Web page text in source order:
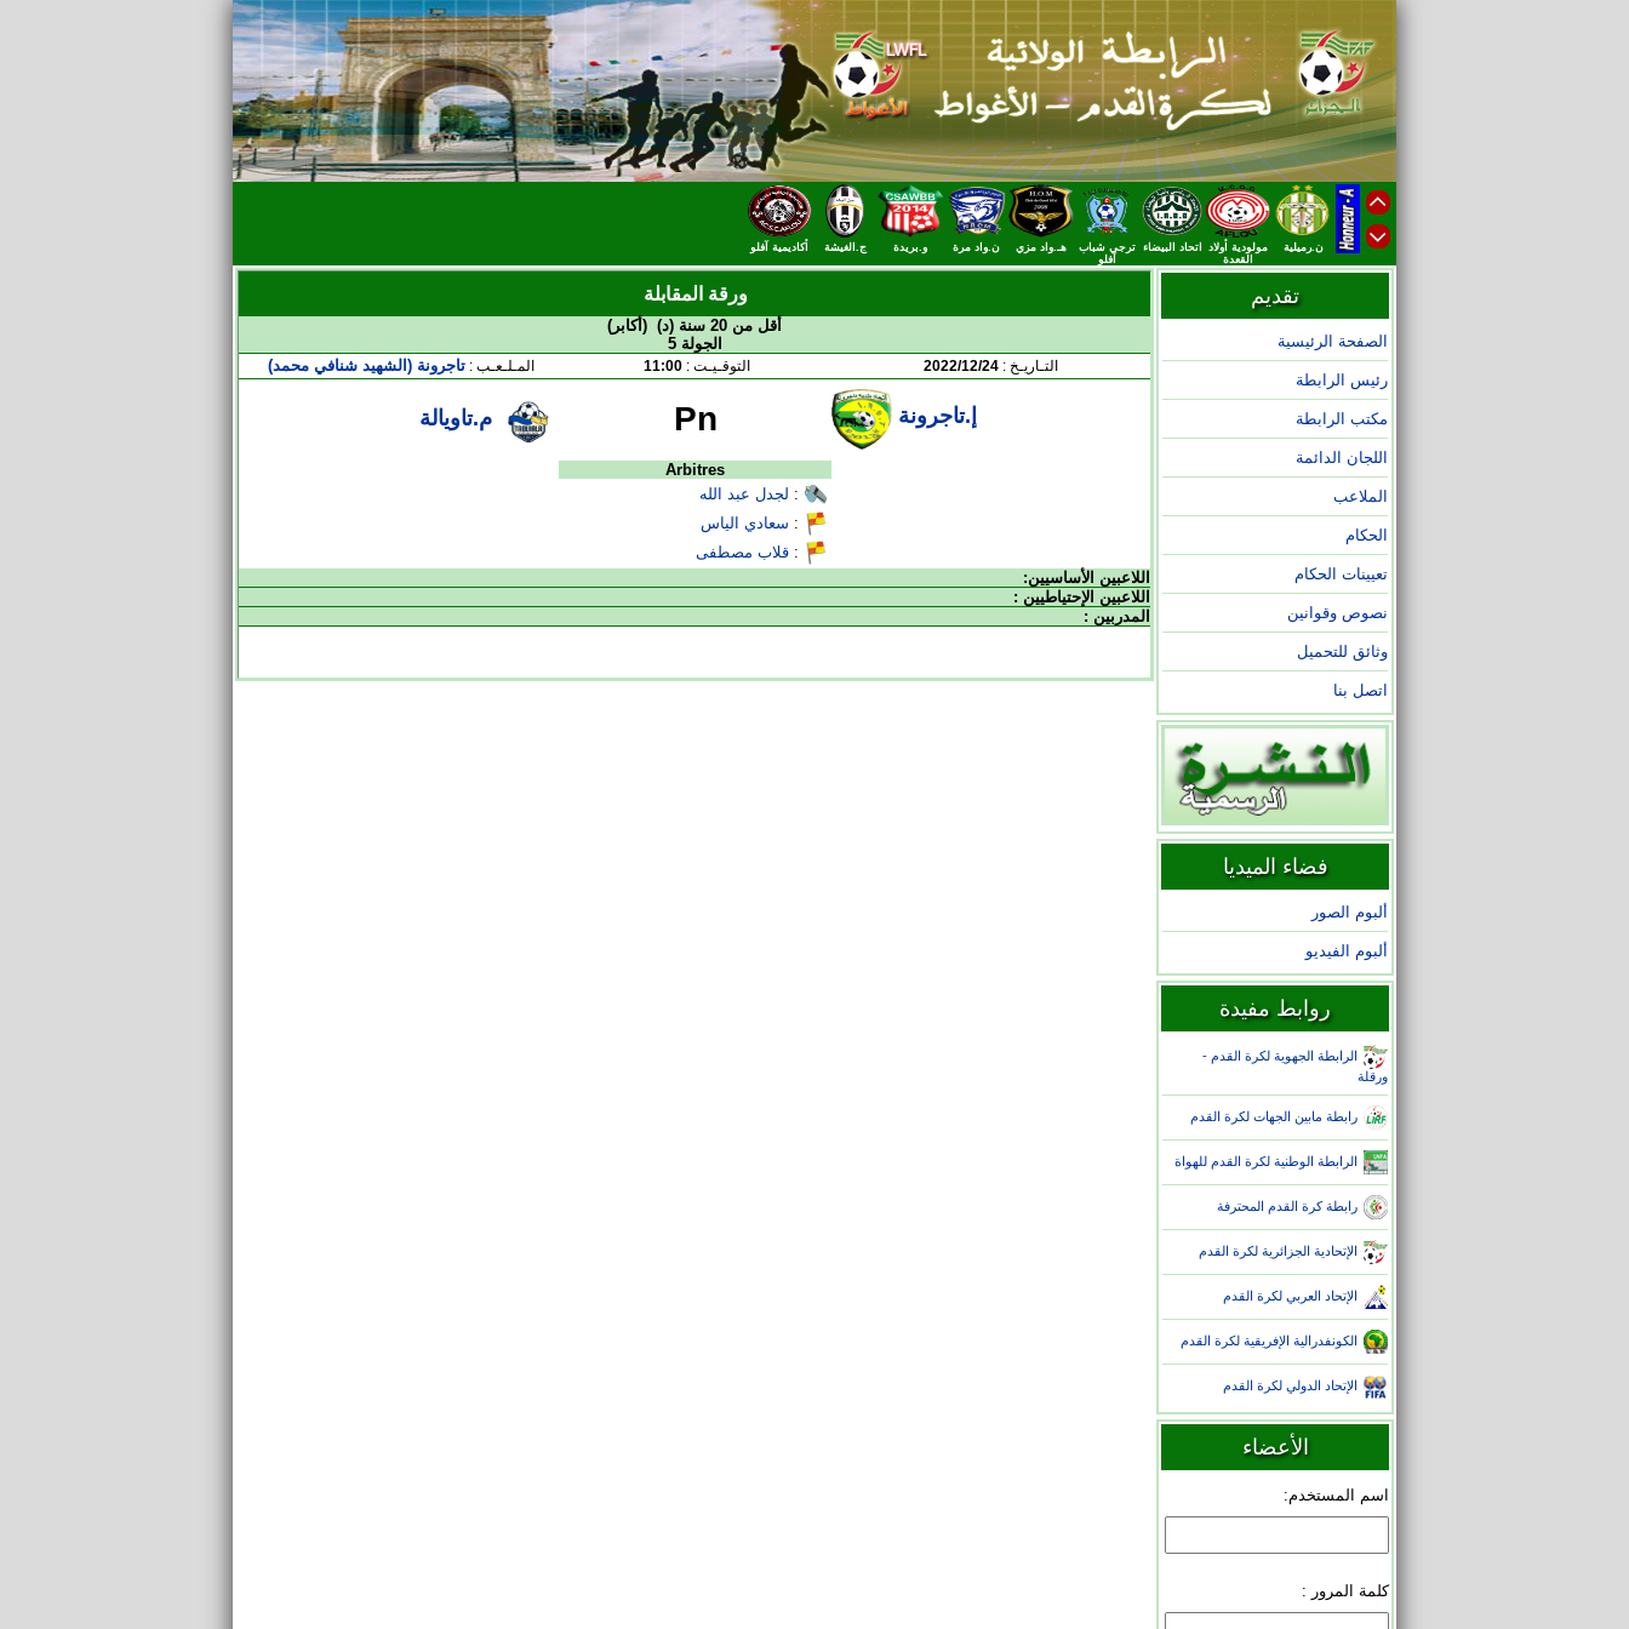
ن.رميلية
مولودية أولاد
القعدة
اتحاد البيضاء
ترجي شباب
آفلو
هـ.واد مزي ن.واد مرة و.بريدة ج.الغيشة أكاديمية آفلو
تقديم
الصفحة الرئيسية
رئيس الرابطة
مكتب الرابطة
اللجان الدائمة
الملاعب
الحكام
تعيينات الحكام
نصوص وقوانين
وثائق للتحميل
اتصل بنا
فضاء الميديا
ألبوم الصور
ألبوم الفيديو
روابط مفيدة
الرابطة الجهوية لكرة القدم -
ورقلة
رابطة مابين الجهات لكرة القدم
الرابطة الوطنية لكرة القدم للهواة
رابطة كرة القدم المحترفة
الإتحادية الجزائرية لكرة القدم
الإتحاد العربي لكرة القدم
الكونفدرالية الإفريقية لكرة القدم
الإتحاد الدولي لكرة القدم
الأعضاء
اسم المستخدم:
كلمة المرور :
ورقة المقابلة
أقل من 20 سنة (د) (أكابر)
الجولة 5
التـاريـخ : 2022/12/24 التوقـيـت : 11:00 المـلـعـب :تاجرونة (الشهيد شنافي محمد)
إ.تاجرونة Pn م.تاويالة
Arbitres
: لجدل عبد الله
: سعادي الياس
: قلاب مصطفى
اللاعبين الأساسيين:
اللاعبين الإحتياطيين :
المدربين :